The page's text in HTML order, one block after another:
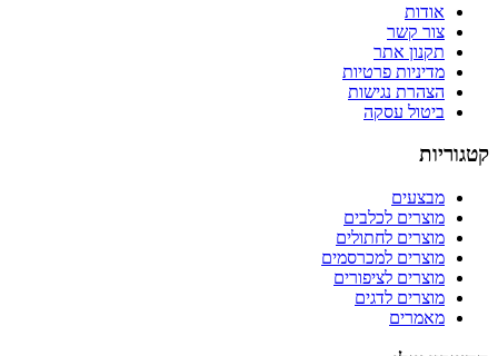
אודות
צור קשר
תקנון אתר
מדיניות פרטיות
הצהרת נגישות
ביטול עסקה
קטגוריות
מבצעים
מוצרים לכלבים
מוצרים לחתולים
מוצרים למכרסמים
מוצרים לציפורים
מוצרים לדגים
מאמרים